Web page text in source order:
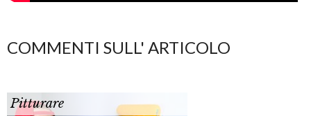
COMMENTI SULL' ARTICOLO
Pitturare